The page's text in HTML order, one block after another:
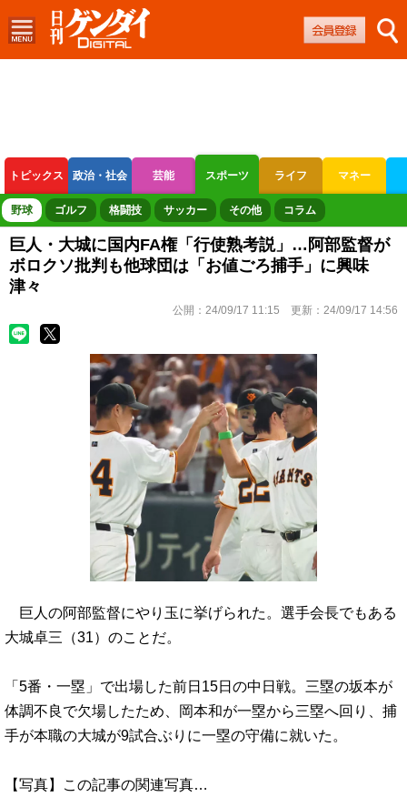
トピックス 政治・社会 芸能 スポーツ ライフ マネー
ボートレース 競輪 オートレース
野球 ゴルフ 格闘技 サッカー その他 コラム
巨人・大城に国内FA権「行使熟考説」…阿部監督が
ボロクソ批判も他球団は「お値ごろ捕手」に興味
津々
公開： 24/09/17 11:15 更新： 24/09/17 14:56
巨人の阿部監督にやり玉に挙げられた。選手会長でもある
大城卓三（31）のことだ。
「5番・一塁」で出場した前日15日の中日戦。三塁の坂本が
体調不良で欠場したため、岡本和が一塁から三塁へ回り、捕
手が本職の大城が9試合ぶりに一塁の守備に就いた。
【写真】この記事の関連写真…